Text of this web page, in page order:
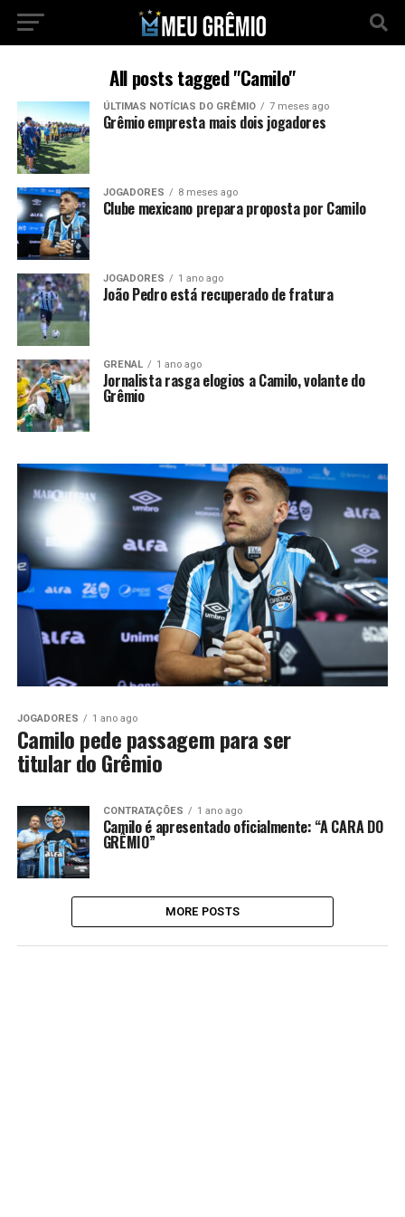
All posts tagged "Camilo"
ÚLTIMAS NOTÍCIAS DO GRÊMIO 7 meses ago
Grêmio empresta mais dois jogadores
JOGADORES 8 meses ago
Clube mexicano prepara proposta por Camilo
JOGADORES 1 ano ago
João Pedro está recuperado de fratura
GRENAL 1 ano ago
Jornalista rasga elogios a Camilo, volante do
Grêmio
JOGADORES 1 ano ago
Camilo pede passagem para ser
titular do Grêmio
CONTRATAÇÕES 1 ano ago
Camilo é apresentado oficialmente: “A CARA DO
GRÊMIO”
MORE POSTS